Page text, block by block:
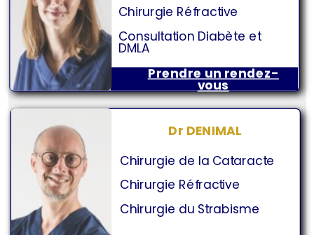
Dr DENIMAL
Prendre un rendez-
vous
Chirurgie Réfractive
Consultation Diabète et
DMLA
Chirurgie de la Cataracte
Chirurgie Réfractive
Chirurgie du Strabisme